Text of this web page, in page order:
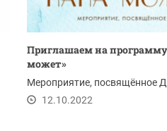
Приглашаем на
может»
Мероприятие, посвящённое
12.10.2022